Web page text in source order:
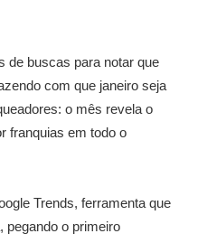
de buscas para notar que
com que janeiro seja
o mês revela o
franquias em todo o
Trends, ferramenta que
pegando o primeiro